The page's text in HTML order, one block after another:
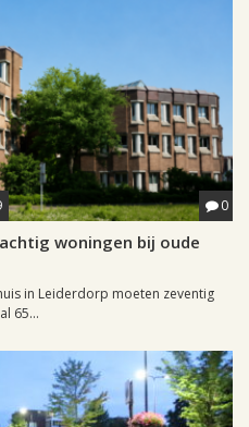
0
woningen bij oude
in Leiderdorp moeten zeventig
65...